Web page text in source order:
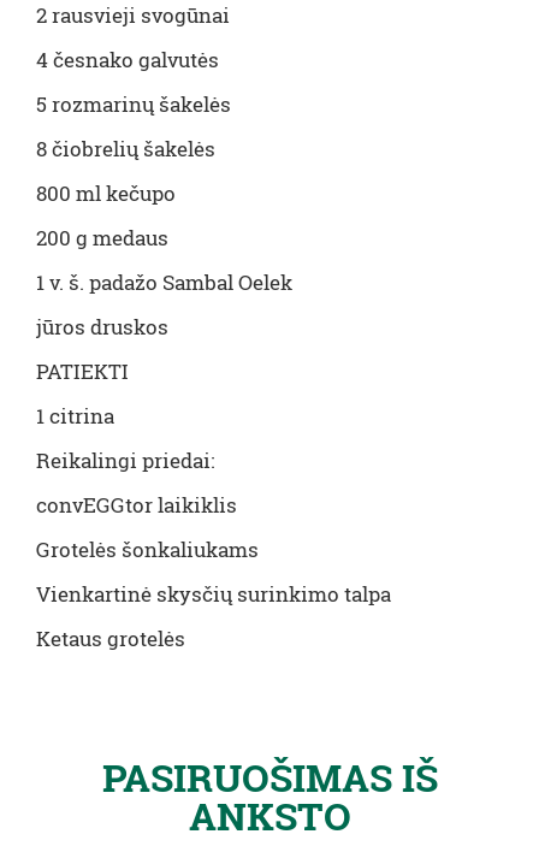
2 rausvieji svogūnai
4 česnako galvutės
5 rozmarinų šakelės
8 čiobrelių šakelės
800 ml kečupo
200 g medaus
1 v. š. padažo Sambal Oelek
jūros druskos
PATIEKTI
1 citrina
Reikalingi priedai:
convEGGtor laikiklis
Grotelės šonkaliukams
Vienkartinė skysčių surinkimo talpa
Ketaus grotelės
PASIRUOŠIMAS IŠ
ANKSTO